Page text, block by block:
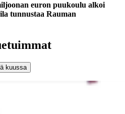
euron puukoulu alkoi
tunnustaa Rauman
kuussa